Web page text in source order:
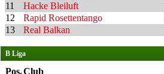
11
Hacke Bleiluft
12
Rapid Rosettentango
13
Real Balkan
B Liga
Pos.Club